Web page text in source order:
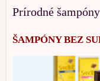
Prírodné šampóny
ŠAMPÓNY BEZ